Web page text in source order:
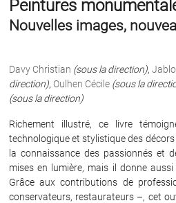
Peintures
Nouvelles images,
Davy Christian (sous la direction),
direction), Oulhen Cécile (sous la
(sous la direction)
Richement illustré, ce livre
technologique et stylistique des
la connaissance des passionnés et
mises en lumière, mais il donne
Grâce aux contributions de
conservateurs, restaurateurs –, cet